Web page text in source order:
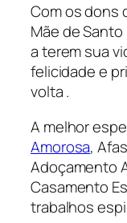
Com os dons
Mãe de
a terem sua
felicidade e
volta .
A melhor
Amorosa,
Adoçamento
Casamento
trabalhos